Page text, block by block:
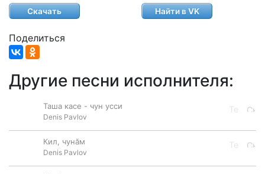
Скачать Найти в VK
Поделиться
Другие песни исполнителя:
Таша касе - чун усси
Denis Pavlov
Кил, чунӑм
Denis Pavlov